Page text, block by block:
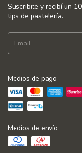
Suscribite y recibí un
tips de pastelería.
Medios de pago
Medios de envío